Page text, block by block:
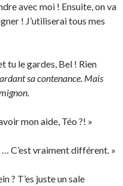
avec moi ! Ensuite, on va
! J’utiliserai tous mes
tu le gardes, Bel ! Rien
sa contenance. Mais
mon aide, Téo ?! »
… C’est vraiment différent. »
? T’es juste un sale